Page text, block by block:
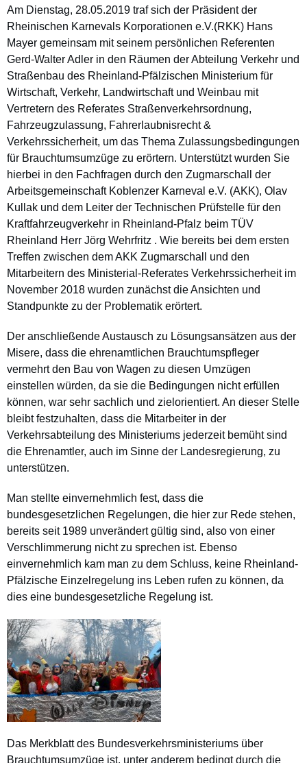
Am Dienstag, 28.05.2019 traf sich der Präsident der
Rheinischen Karnevals Korporationen e.V.(RKK) Hans
Mayer gemeinsam mit seinem persönlichen Referenten
Gerd-Walter Adler in den Räumen der Abteilung Verkehr und
Straßenbau des Rheinland-Pfälzischen Ministerium für
Wirtschaft, Verkehr, Landwirtschaft und Weinbau mit
Vertretern des Referates Straßenverkehrsordnung,
Fahrzeugzulassung, Fahrerlaubnisrecht &
Verkehrssicherheit, um das Thema Zulassungsbedingungen
für Brauchtumsumzüge zu erörtern. Unterstützt wurden Sie
hierbei in den Fachfragen durch den Zugmarschall der
Arbeitsgemeinschaft Koblenzer Karneval e.V. (AKK), Olav
Kullak und dem Leiter der Technischen Prüfstelle für den
Kraftfahrzeugverkehr in Rheinland-Pfalz beim TÜV
Rheinland Herr Jörg Wehrfritz . Wie bereits bei dem ersten
Treffen zwischen dem AKK Zugmarschall und den
Mitarbeitern des Ministerial-Referates Verkehrssicherheit im
November 2018 wurden zunächst die Ansichten und
Standpunkte zu der Problematik erörtert.
Der anschließende Austausch zu Lösungsansätzen aus der
Misere, dass die ehrenamtlichen Brauchtumspfleger
vermehrt den Bau von Wagen zu diesen Umzügen
einstellen würden, da sie die Bedingungen nicht erfüllen
können, war sehr sachlich und zielorientiert. An dieser Stelle
bleibt festzuhalten, dass die Mitarbeiter in der
Verkehrsabteilung des Ministeriums jederzeit bemüht sind
die Ehrenamtler, auch im Sinne der Landesregierung, zu
unterstützen.
Man stellte einvernehmlich fest, dass die
bundesgesetzlichen Regelungen, die hier zur Rede stehen,
bereits seit 1989 unverändert gültig sind, also von einer
Verschlimmerung nicht zu sprechen ist. Ebenso
einvernehmlich kam man zu dem Schluss, keine Rheinland-
Pfälzische Einzelregelung ins Leben rufen zu können, da
dies eine bundesgesetzliche Regelung ist.
Das Merkblatt des Bundesverkehrsministeriums über
Brauchtumsumzüge ist, unter anderem bedingt durch die